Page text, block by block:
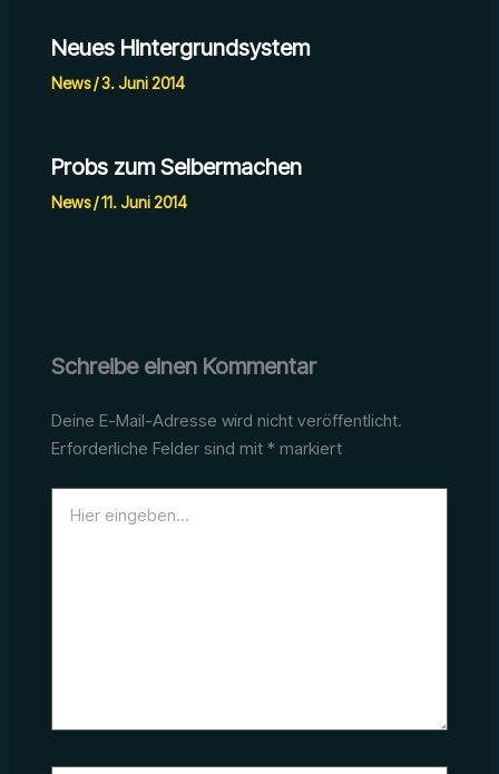
Neues Hintergrundsystem
News/3. Juni 2014
Probs zum Selbermachen
News/11. Juni 2014
Schreibe einen Kommentar
Deine E-Mail-Adresse wird nicht veröffentlicht.
Erforderliche Felder sind mit *markiert
eingeben…